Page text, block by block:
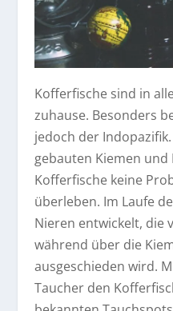
Kofferfische sind in
zuhause. Besonders
jedoch der
gebauten Kiemen und
Kofferfische keine
überleben. Im Laufe
Nieren entwickelt, die
während über die
ausgeschieden wird.
Taucher den